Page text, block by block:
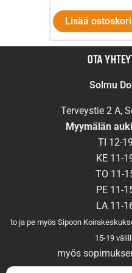
Lisää
OTA
Solmu
Terveystie 2 A,
Myymälän
TI 12-19
KE 11-
TO 11-
PE 11-
LA 11-
to ja pe myös Sipoon
15-19
myös